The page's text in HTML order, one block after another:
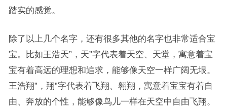
踏实的感觉。
除了以上几个名字，还有很多其他的名字也非常适合宝
宝。比如王浩天”，天”字代表着天空、天堂，寓意着宝
宝有着高远的理想和追求，能够像天空一样广阔无垠。
王浩翔”，翔”字代表着飞翔、翱翔，寓意着宝宝有着自
由、奔放的个性，能够像鸟儿一样在天空中自由飞翔。